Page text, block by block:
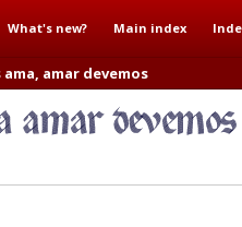
What's new? Main index
ama, amar devemos